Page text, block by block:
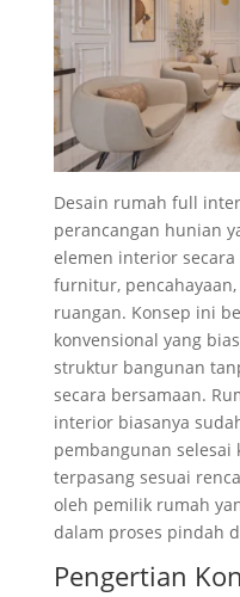
Desain rumah full
perancangan hunian
elemen interior
furnitur,
ruangan. Konsep ini
konvensional yang
struktur bangunan
secara bersamaan.
interior biasanya
pembangunan
terpasang sesuai
oleh pemilik rumah
dalam proses pindah
Pengertian